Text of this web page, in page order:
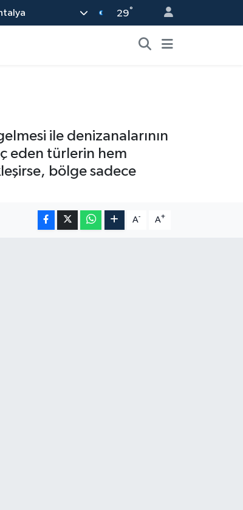
29°
ile denizanalarının
eden türlerin hem
bölge sadece
A- A+